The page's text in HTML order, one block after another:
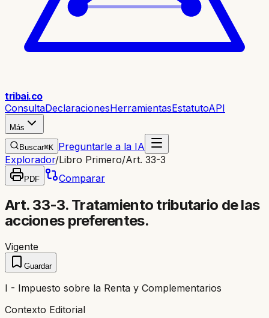
tribai.co
ConsultaDeclaracionesHerramientasEstatutoAPI
Más
Buscar⌘K Preguntarle a la IA
Explorador/Libro Primero/Art. 33-3
PDF Comparar
Art. 33-3. Tratamiento tributario de las
acciones preferentes.
Vigente
Guardar
I - Impuesto sobre la Renta y Complementarios
Contexto Editorial